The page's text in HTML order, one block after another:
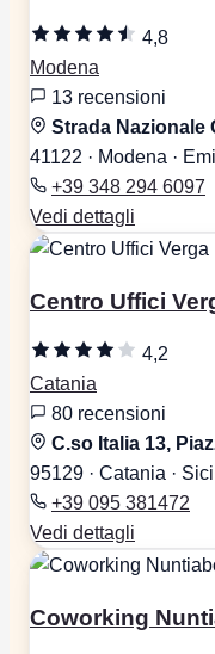
4,8
Modena
13 recensioni
Strada Nazionale
41122 · Modena ·
+39 348 294 6097
Vedi dettagli
Centro Uffici
4,2
Catania
80 recensioni
C.so Italia 13,
95129 · Catania ·
+39 095 381472
Vedi dettagli
Coworking